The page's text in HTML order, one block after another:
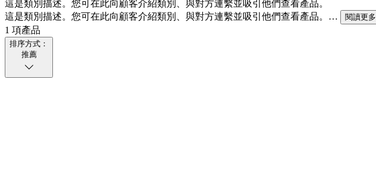
這是類別描述。您可在此向顧客介紹類別、與對方連繫並吸引他們查看產品。
這是類別描述。您可在此向顧客介紹類別、與對方連繫並吸引他們查看產品。 … 閱讀更多
1 項產品
排序方式：
推薦